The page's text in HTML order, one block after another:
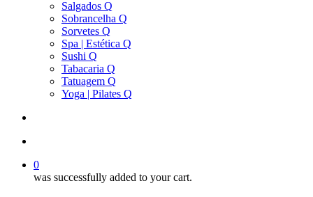
Salgados Q
Sobrancelha Q
Sorvetes Q
Spa | Estética Q
Sushi Q
Tabacaria Q
Tatuagem Q
Yoga | Pilates Q
0
was successfully added to your cart.